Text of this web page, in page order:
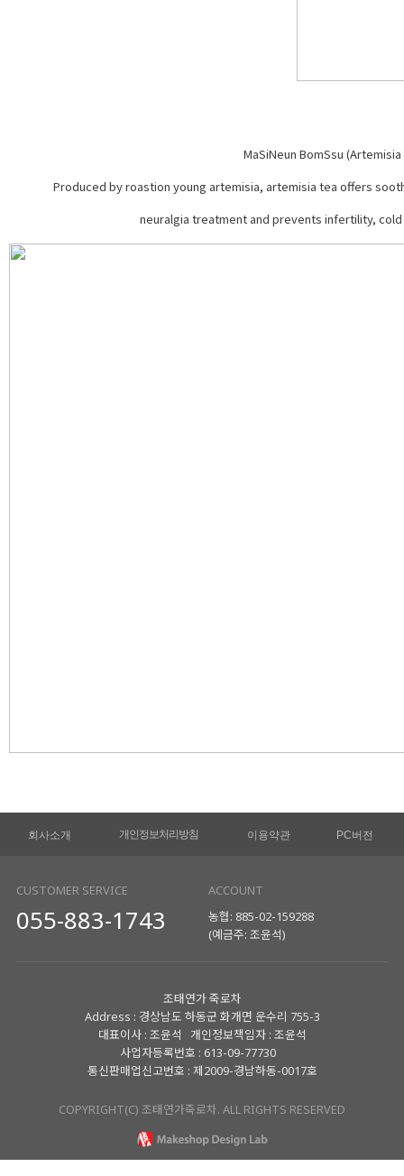
MaSiNeun BomSsu (Artemisia
Produced by roastion young artemisia, artemisia tea offers
neuralgia treatment and prevents infertility,
회사소개 개인정보처리방침 이용약관 PC버전
CUSTOMER SERVICE
055-883-1743
ACCOUNT
농협: 885-02-159288
(예금주: 조윤석)
조태연가 죽로차
Address : 경상남도 하동군 화개면 운수리 755-3
대표이사 : 조윤석 개인정보책임자 : 조윤석
사업자등록번호 : 613-09-77730
통신판매업신고번호 : 제2009-경남하동-0017호
COPYRIGHT(C) 조태연가죽로차. ALL RIGHTS RESERVED